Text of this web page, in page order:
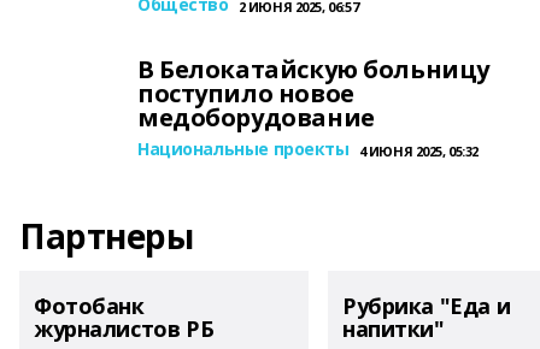
2 ИЮНЯ 2025, 06:57
В Белокатайскую больницу
поступило новое
медоборудование
Национальные проекты 4 ИЮНЯ 2025, 05:32
Партнеры
Фотобанк
журналистов РБ
Рубрика "Еда и
напитки"